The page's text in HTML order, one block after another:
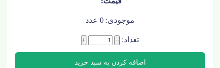
موجودی: 0 عدد
تعداد: −
+